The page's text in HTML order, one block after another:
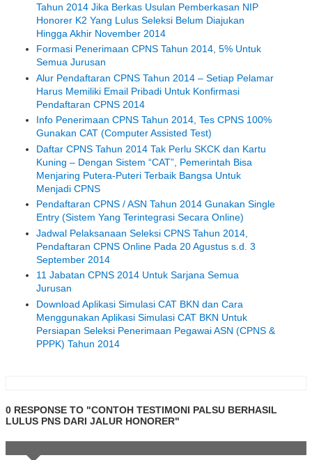
Tahun 2014 Jika Berkas Usulan Pemberkasan NIP
Honorer K2 Yang Lulus Seleksi Belum Diajukan
Hingga Akhir November 2014
Formasi Penerimaan CPNS Tahun 2014, 5% Untuk
Semua Jurusan
Alur Pendaftaran CPNS Tahun 2014 – Setiap Pelamar
Harus Memiliki Email Pribadi Untuk Konfirmasi
Pendaftaran CPNS 2014
Info Penerimaan CPNS Tahun 2014, Tes CPNS 100%
Gunakan CAT (Computer Assisted Test)
Daftar CPNS Tahun 2014 Tak Perlu SKCK dan Kartu
Kuning – Dengan Sistem “CAT”, Pemerintah Bisa
Menjaring Putera-Puteri Terbaik Bangsa Untuk
Menjadi CPNS
Pendaftaran CPNS / ASN Tahun 2014 Gunakan Single
Entry (Sistem Yang Terintegrasi Secara Online)
Jadwal Pelaksanaan Seleksi CPNS Tahun 2014,
Pendaftaran CPNS Online Pada 20 Agustus s.d. 3
September 2014
11 Jabatan CPNS 2014 Untuk Sarjana Semua
Jurusan
Download Aplikasi Simulasi CAT BKN dan Cara
Menggunakan Aplikasi Simulasi CAT BKN Untuk
Persiapan Seleksi Penerimaan Pegawai ASN (CPNS &
PPPK) Tahun 2014
0 RESPONSE TO "CONTOH TESTIMONI PALSU BERHASIL
LULUS PNS DARI JALUR HONORER"